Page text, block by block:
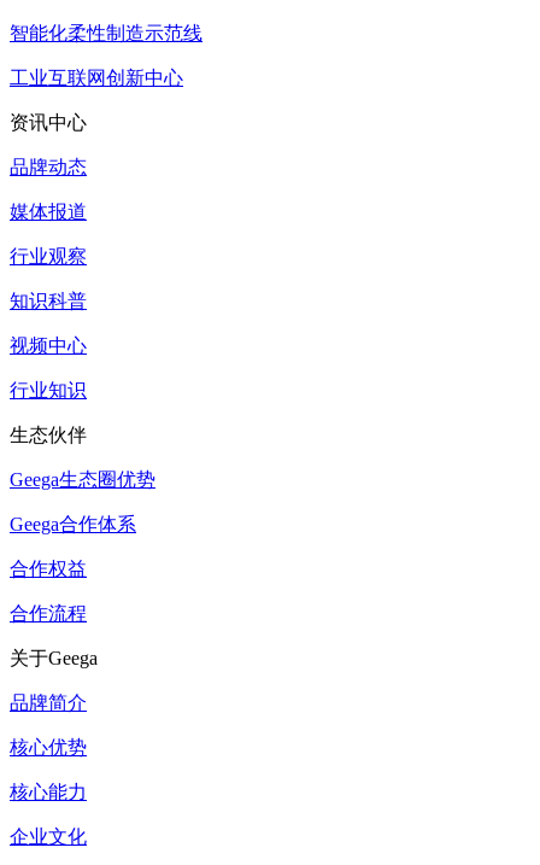
智能化柔性制造示范线
工业互联网创新中心
资讯中心
品牌动态
媒体报道
行业观察
知识科普
视频中心
行业知识
生态伙伴
Geega生态圈优势
Geega合作体系
合作权益
合作流程
关于Geega
品牌简介
核心优势
核心能力
企业文化